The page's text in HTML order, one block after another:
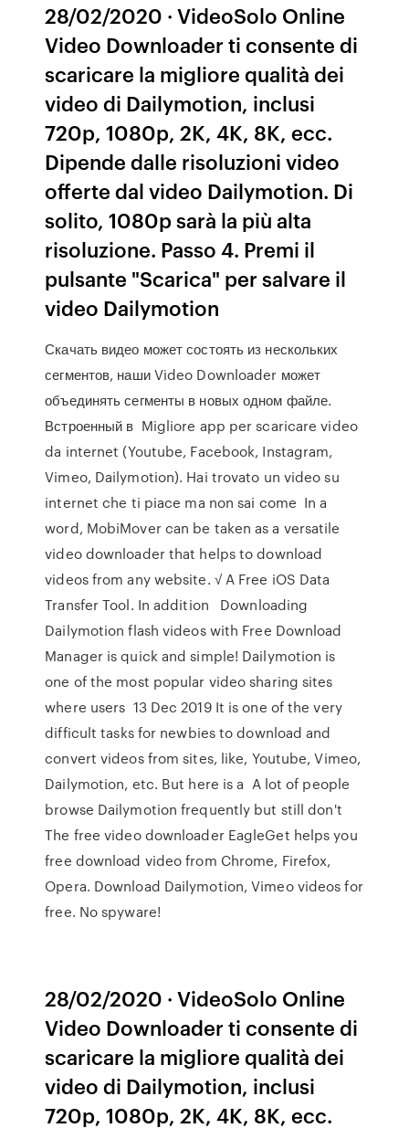
28/02/2020 · VideoSolo Online
Video Downloader ti consente di
scaricare la migliore qualità dei
video di Dailymotion, inclusi
720p, 1080p, 2K, 4K, 8K, ecc.
Dipende dalle risoluzioni video
offerte dal video Dailymotion. Di
solito, 1080p sarà la più alta
risoluzione. Passo 4. Premi il
pulsante "Scarica" per salvare il
video Dailymotion
Скачать видео может состоять из нескольких
сегментов, наши Video Downloader может
объединять сегменты в новых одном файле.
Встроенный в Migliore app per scaricare video
da internet (Youtube, Facebook, Instagram,
Vimeo, Dailymotion). Hai trovato un video su
internet che ti piace ma non sai come In a
word, MobiMover can be taken as a versatile
video downloader that helps to download
videos from any website. √ A Free iOS Data
Transfer Tool. In addition Downloading
Dailymotion flash videos with Free Download
Manager is quick and simple! Dailymotion is
one of the most popular video sharing sites
where users 13 Dec 2019 It is one of the very
difficult tasks for newbies to download and
convert videos from sites, like, Youtube, Vimeo,
Dailymotion, etc. But here is a A lot of people
browse Dailymotion frequently but still don't
The free video downloader EagleGet helps you
free download video from Chrome, Firefox,
Opera. Download Dailymotion, Vimeo videos for
free. No spyware!
28/02/2020 · VideoSolo Online
Video Downloader ti consente di
scaricare la migliore qualità dei
video di Dailymotion, inclusi
720p, 1080p, 2K, 4K, 8K, ecc.